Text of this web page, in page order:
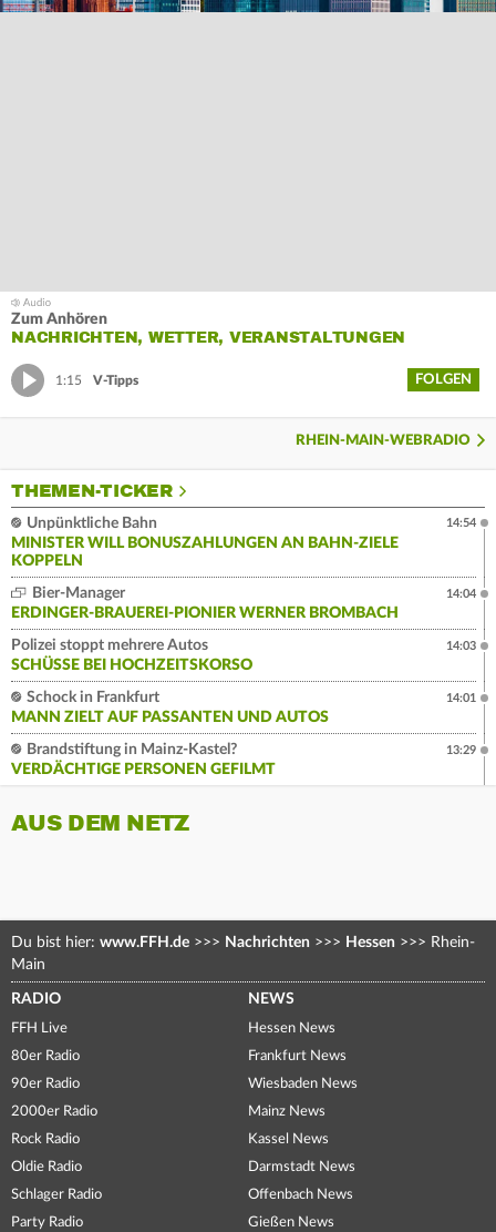
Zum Anhören
NACHRICHTEN, WETTER, VERANSTALTUNGEN
1:15 V-Tipps FOLGEN
RHEIN-MAIN-WEBRADIO
THEMEN-TICKER
Unpünktliche Bahn
MINISTER WILL BONUSZAHLUNGEN AN BAHN-ZIELE
KOPPELN
14:54
Bier-Manager
ERDINGER-BRAUEREI-PIONIER WERNER BROMBACH
14:04
Polizei stoppt mehrere Autos
SCHÜSSE BEI HOCHZEITSKORSO
14:03
Schock in Frankfurt
MANN ZIELT AUF PASSANTEN UND AUTOS
14:01
Brandstiftung in Mainz-Kastel?
VERDÄCHTIGE PERSONEN GEFILMT
13:29
AUS DEM NETZ
Du bist hier: www.FFH.de >>> Nachrichten >>> Hessen >>> Rhein-
Main
RADIO
FFH Live
80er Radio
90er Radio
2000er Radio
Rock Radio
Oldie Radio
Schlager Radio
Party Radio
NEWS
Hessen News
Frankfurt News
Wiesbaden News
Mainz News
Kassel News
Darmstadt News
Offenbach News
Gießen News